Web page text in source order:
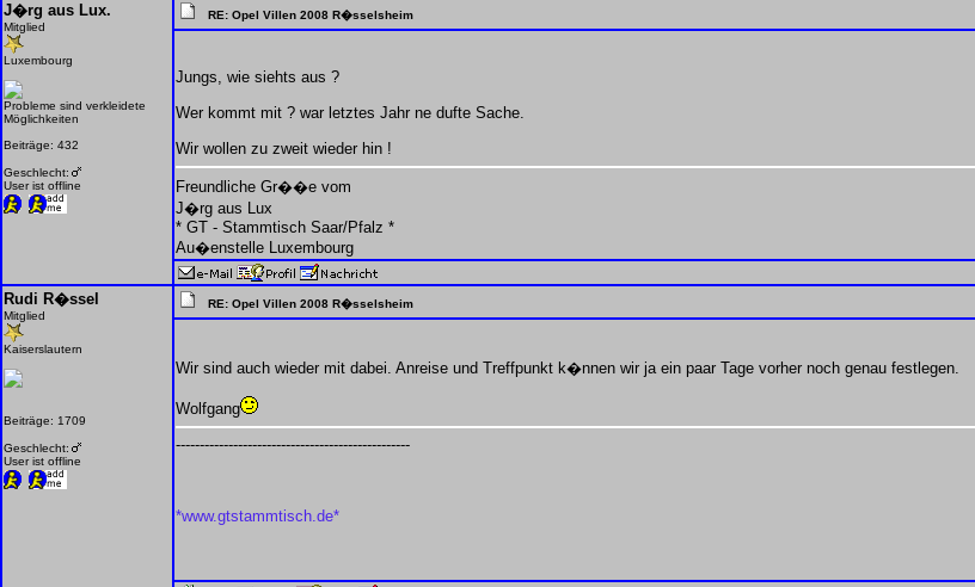
J�rg aus Lux.
Mitglied
Luxembourg
Probleme sind verkleidete
Möglichkeiten
Beiträge: 432
Geschlecht:
User ist offline
RE: Opel Villen 2008 R�sselsheim
Jungs, wie siehts aus ?
Wer kommt mit ? war letztes Jahr ne dufte Sache.
Wir wollen zu zweit wieder hin !
Freundliche Gr��e vom
J�rg aus Lux
* GT - Stammtisch Saar/Pfalz *
Au�enstelle Luxembourg
Rudi R�ssel
Mitglied
Kaiserslautern
Beiträge: 1709
Geschlecht:
User ist offline
RE: Opel Villen 2008 R�sselsheim
Wir sind auch wieder mit dabei. Anreise und Treffpunkt k�nnen wir ja ein paar Tage vorher noch genau festlegen.
Wolfgang
-------------------------------------------------
*www.gtstammtisch.de*